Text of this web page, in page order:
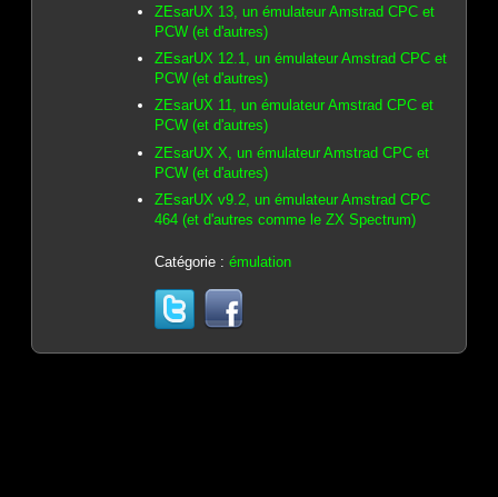
ZEsarUX 13, un émulateur Amstrad CPC et
PCW (et d'autres)
ZEsarUX 12.1, un émulateur Amstrad CPC et
PCW (et d'autres)
ZEsarUX 11, un émulateur Amstrad CPC et
PCW (et d'autres)
ZEsarUX X, un émulateur Amstrad CPC et
PCW (et d'autres)
ZEsarUX v9.2, un émulateur Amstrad CPC
464 (et d'autres comme le ZX Spectrum)
Catégorie : émulation